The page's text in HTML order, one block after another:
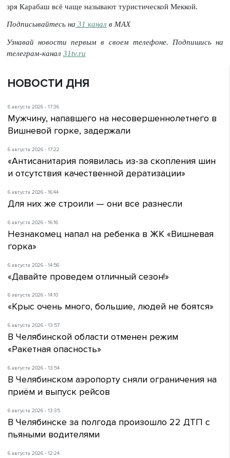
зря Карабаш всё чаще называют туристической Меккой.
Подписывайтесь на 31 канал в МАХ
Узнавай новости первым в своем телефоне. Подпишись на
телеграм-канал 31tv.ru
НОВОСТИ ДНЯ
6 августа 2026 - 17:36
Мужчину, напавшего на несовершеннолетнего в
Вишневой горке, задержали
6 августа 2026 - 17:22
«Антисанитария появилась из-за скопления шин
и отсутствия качественной дератизации»
6 августа 2026 - 16:44
Для них же строили — они все разнесли
6 августа 2026 - 16:16
Незнакомец напал на ребенка в ЖК «Вишневая
горка»
6 августа 2026 - 14:56
«Давайте проведем отличный сезон!»
6 августа 2026 - 14:10
«Крыс очень много, большие, людей не боятся»
6 августа 2026 - 13:57
В Челябинской области отменен режим
«Ракетная опасность»
6 августа 2026 - 13:54
В Челябинском аэропорту сняли ограничения на
приём и выпуск рейсов
6 августа 2026 - 13:35
В Челябинске за полгода произошло 22 ДТП с
пьяными водителями
6 августа 2026 - 12:24